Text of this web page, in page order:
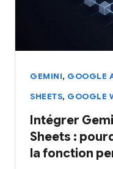
GEMINI, GOOGLE
SHEETS, GOOGLE
Intégrer
Sheets :
la fonction